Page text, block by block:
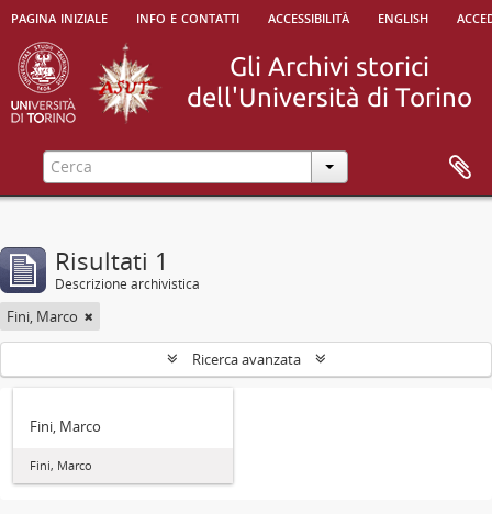
pagina iniziale info e contatti accessibilità english
Risultati 1
Descrizione archivistica
Fini, Marco
Ricerca avanzata
Fini, Marco
Fini, Marco